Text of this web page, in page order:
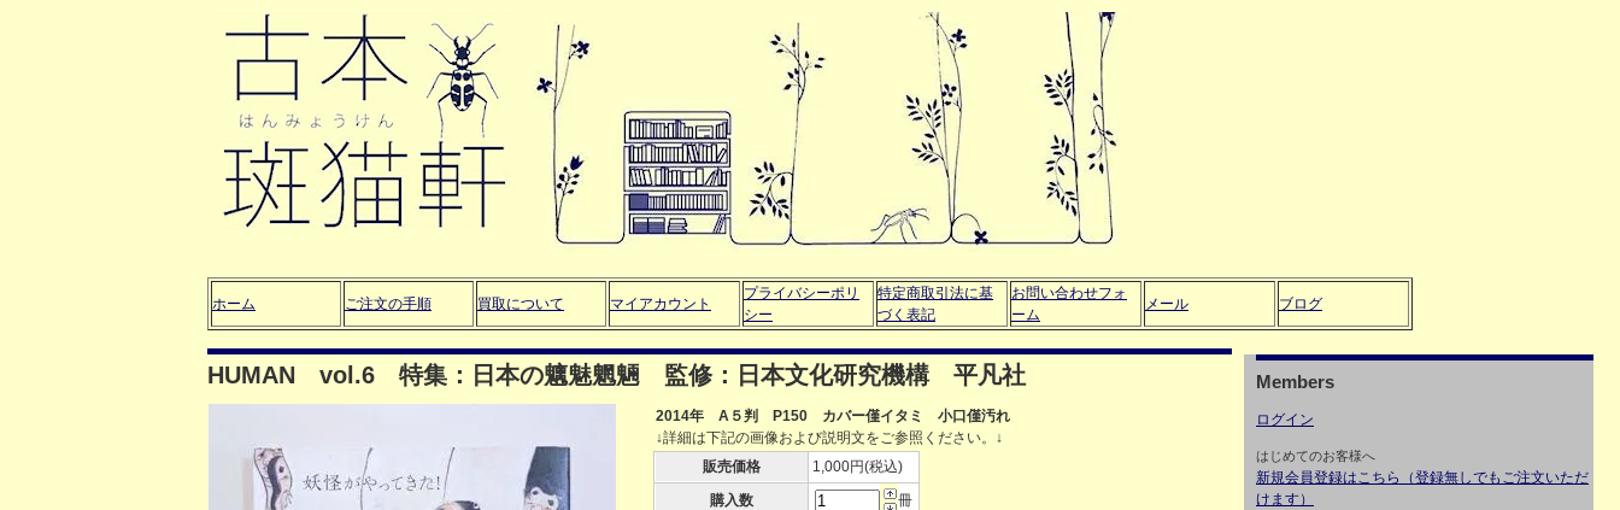
ホーム ご注文の手順 買取について マイアカウント
プライバシーポリ
シー
特定商取引法に基
づく表記
お問い合わせフォ
ーム
メール ブログ
HUMAN vol.6 特集：日本の魑魅魍魎 監修：日本文化研究機構 平凡社
2014年 A５判 P150 カバー僅イタミ 小口僅汚れ
↓詳細は下記の画像および説明文をご参照ください。↓
販売価格
1,000円(税込)
購入数
冊
Members
ログイン
はじめてのお客様へ
新規会員登録はこちら（登録無しでもご注文いただ
けます）